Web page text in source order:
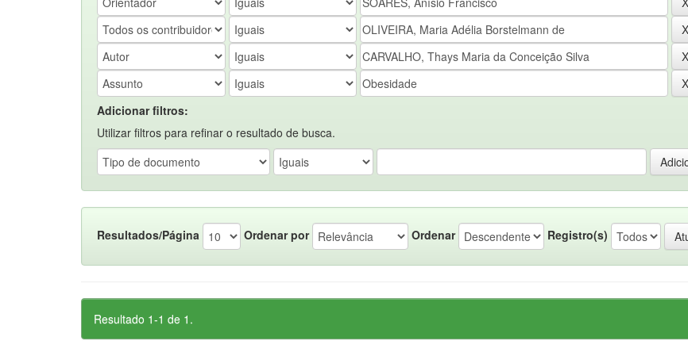
Adicionar filtros:
Utilizar filtros para refinar o resultado de busca.
Resultados/Página Ordenar por Ordenar Registro(s)
Resultado 1-1 de 1.